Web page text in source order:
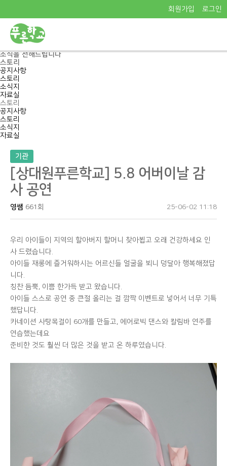
회원가입 로그인
Pureun School
푸른학교의
소식을 전해드립니다
스토리
공지사항
스토리
소식지
자료실
스토리
공지사항
스토리
소식지
자료실
기관
[상대원푸른학교] 5.8 어버이날 감
사 공연
영쌤 661회 25-06-02 11:18
우리 아이들이 지역의 할아버지 할머니 찾아뵙고 오래 건강하세요 인
사 드렸습니다.
아이들 재롱에 즐거워하시는 어르신들 얼굴을 뵈니 덩달아 행복해졌답
니다.
칭찬 듬뿍, 이쁨 한가득 받고 왔습니다.
아이들 스스로 공연 중 큰절 올리는 걸 깜짝 이벤트로 넣어서 너무 기특
했답니다.
카네이션 사탕목걸이 60개를 만들고, 에어로빅 댄스와 칼림바 연주를
연습했는데요
준비한 것도 훨씬 더 많은 것을 받고 온 하루였습니다.